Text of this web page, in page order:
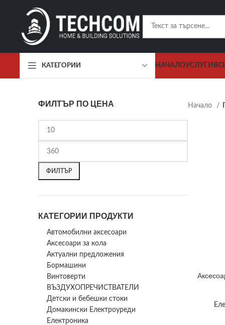
КАТЕГОРИИ НАЧАЛОУСЛУГИ
ФИЛТЪР ПО ЦЕНА
ФИЛТЪР
КАТЕГОРИИ ПРОДУКТИ
Автомобилни аксесоари
Аксесоари за кола
Актуални предложения
Бормашини
Винтоверти
ВЪЗДУХОПРЕЧИСТВАТЕЛИ
Детски и бебешки стоки
Домакински Електроуреди
Електроника
Начало